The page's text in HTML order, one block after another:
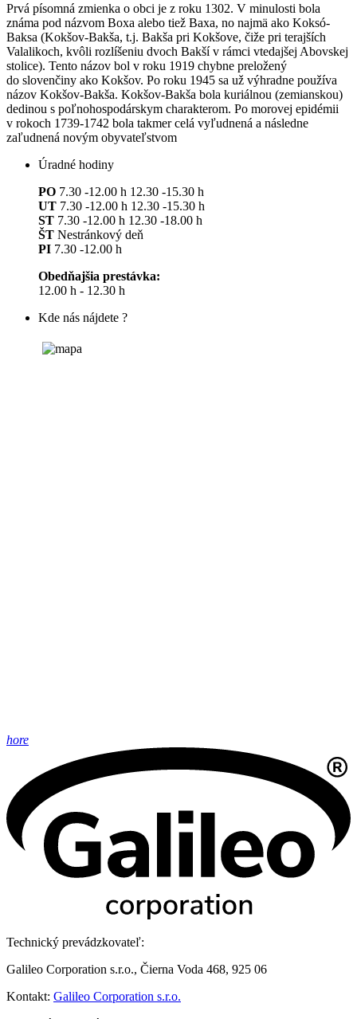
Prvá písomná zmienka o obci je z roku 1302. V minulosti bola
známa pod názvom Boxa alebo tiež Baxa, no najmä ako Koksó-
Baksa (Kokšov-Bakša, t.j. Bakša pri Kokšove, čiže pri terajších
Valalikoch, kvôli rozlíšeniu dvoch Bakší v rámci vtedajšej Abovskej
stolice). Tento názov bol v roku 1919 chybne preložený
do slovenčiny ako Kokšov. Po roku 1945 sa už výhradne používa
názov Kokšov-Bakša. Kokšov-Bakša bola kuriálnou (zemianskou)
dedinou s poľnohospodárskym charakterom. Po morovej epidémii
v rokoch 1739-1742 bola takmer celá vyľudnená a následne
zaľudnená novým obyvateľstvom
Úradné hodiny
PO 7.30 -12.00 h 12.30 -15.30 h
UT 7.30 -12.00 h 12.30 -15.30 h
ST 7.30 -12.00 h 12.30 -18.00 h
ŠT Nestránkový deň
PI 7.30 -12.00 h
Obedňajšia prestávka:
12.00 h - 12.30 h
Kde nás nájdete ?
hore
Technický prevádzkovateľ:
Galileo Corporation s.r.o., Čierna Voda 468, 925 06
Kontakt: Galileo Corporation s.r.o.